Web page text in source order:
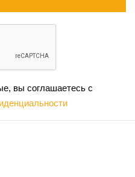
вы соглашаетесь с